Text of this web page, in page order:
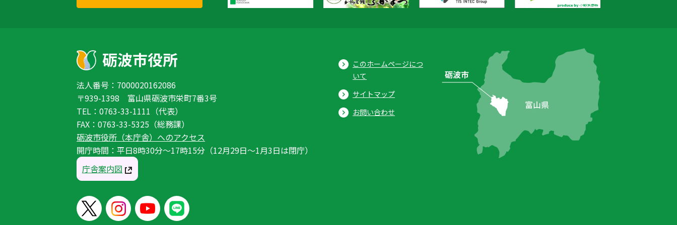
法人番号：7000020162086
〒939-1398 富山県砺波市栄町7番3号
TEL：0763-33-1111（代表）
FAX：0763-33-5325（総務課）
砺波市役所（本庁舎）へのアクセス
開庁時間：平日8時30分〜17時15分（12月29日〜1月3日は閉庁）
庁舎案内図
このホームページにつ
いて
サイトマップ
お問い合わせ